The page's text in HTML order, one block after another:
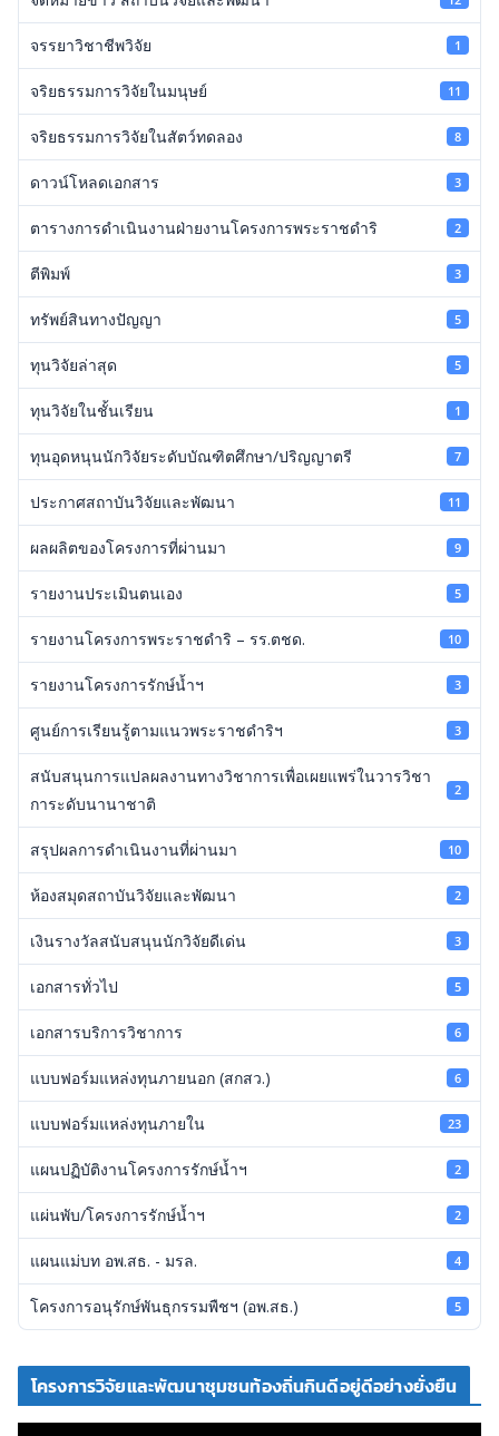
จรรยาวิชาชีพวิจัย 1
จริยธรรมการวิจัยในมนุษย์ 11
จริยธรรมการวิจัยในสัตว์ทดลอง 8
ดาวน์โหลดเอกสาร 3
ตารางการดำเนินงานฝ่ายงานโครงการพระราชดำริ 2
ตีพิมพ์ 3
ทรัพย์สินทางปัญญา 5
ทุนวิจัยล่าสุด 5
ทุนวิจัยในชั้นเรียน 1
ทุนอุดหนุนนักวิจัยระดับบัณฑิตศึกษา/ปริญญาตรี 7
ประกาศสถาบันวิจัยและพัฒนา 11
ผลผลิตของโครงการที่ผ่านมา 9
รายงานประเมินตนเอง 5
รายงานโครงการพระราชดำริ – รร.ตชด. 10
รายงานโครงการรักษ์น้ำฯ 3
ศูนย์การเรียนรู้ตามแนวพระราชดำริฯ 3
สนับสนุนการแปลผลงานทางวิชาการเพื่อเผยแพร่ในวารวิชา
การะดับนานาชาติ
2
สรุปผลการดำเนินงานที่ผ่านมา 10
ห้องสมุดสถาบันวิจัยและพัฒนา 2
เงินรางวัลสนับสนุนนักวิจัยดีเด่น 3
เอกสารทั่วไป 5
เอกสารบริการวิชาการ 6
แบบฟอร์มแหล่งทุนภายนอก (สกสว.) 6
แบบฟอร์มแหล่งทุนภายใน 23
แผนปฏิบัติงานโครงการรักษ์น้ำฯ 2
แผ่นพับ/โครงการรักษ์น้ำฯ 2
แผนแม่บท อพ.สธ. - มรล. 4
โครงการอนุรักษ์พันธุกรรมพืชฯ (อพ.สธ.) 5
โครงการวิจัยและพัฒนาชุมชนท้องถิ่นกินดีอยู่ดีอย่างยั่งยืน